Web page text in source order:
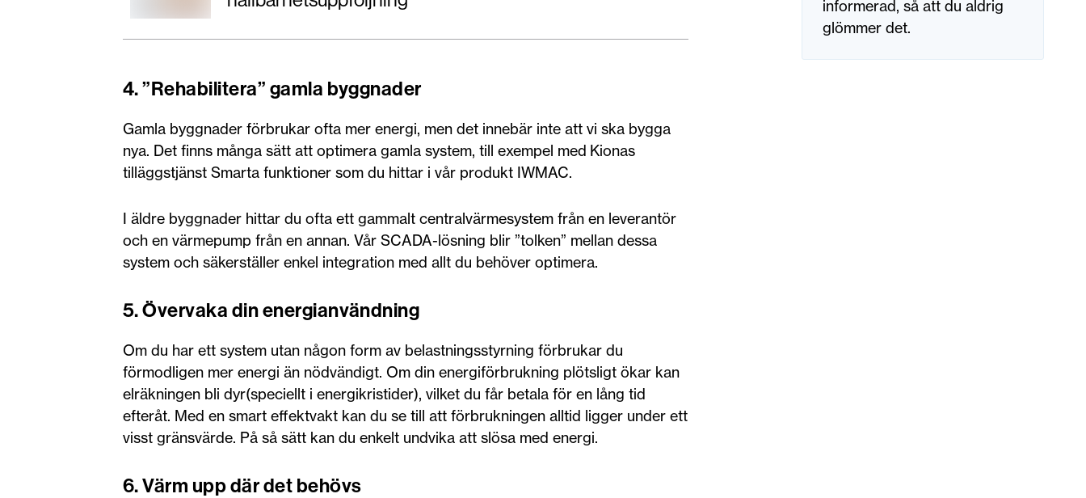
informerad, så att du aldrig
glömmer det.
4. ”Rehabilitera” gamla byggnader
Gamla byggnader förbrukar ofta mer energi, men det innebär inte att vi ska bygga
nya. Det finns många sätt att optimera gamla system, till exempel med Kionas
tilläggstjänst Smarta funktioner som du hittar i vår produkt IWMAC.
I äldre byggnader hittar du ofta ett gammalt centralvärmesystem från en leverantör
och en värmepump från en annan. Vår SCADA-lösning blir ”tolken” mellan dessa
system och säkerställer enkel integration med allt du behöver optimera.
5. Övervaka din energianvändning
Om du har ett system utan någon form av belastningsstyrning förbrukar du
förmodligen mer energi än nödvändigt. Om din energiförbrukning plötsligt ökar kan
elräkningen bli dyr(speciellt i energikristider), vilket du får betala för en lång tid
efteråt. Med en smart effektvakt kan du se till att förbrukningen alltid ligger under ett
visst gränsvärde. På så sätt kan du enkelt undvika att slösa med energi.
6. Värm upp där det behövs